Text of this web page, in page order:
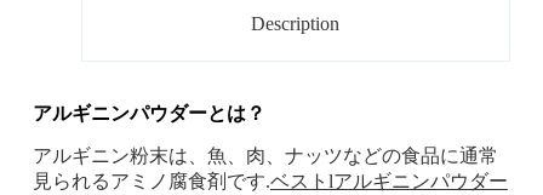
Description
アルギニンパウダーとは？
アルギニン粉末は、魚、肉、ナッツなどの食品に通常
見られるアミノ腐食剤です.ベストlアルギニンパウダー